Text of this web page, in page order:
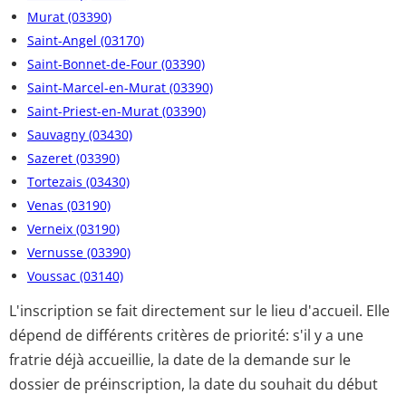
Murat (03390)
Saint-Angel (03170)
Saint-Bonnet-de-Four (03390)
Saint-Marcel-en-Murat (03390)
Saint-Priest-en-Murat (03390)
Sauvagny (03430)
Sazeret (03390)
Tortezais (03430)
Venas (03190)
Verneix (03190)
Vernusse (03390)
Voussac (03140)
L'inscription se fait directement sur le lieu d'accueil. Elle
dépend de différents critères de priorité: s'il y a une
fratrie déjà accueillie, la date de la demande sur le
dossier de préinscription, la date du souhait du début